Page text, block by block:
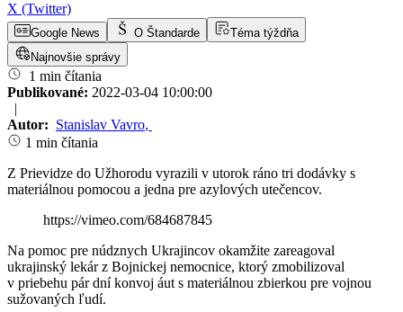
X (Twitter)
Google News O Štandarde
Téma týždňa
Najnovšie správy
1 min čítania
Publikované: 2022-03-04 10:00:00
|
Autor: Stanislav Vavro,
1 min čítania
Z Prievidze do Užhorodu vyrazili v utorok ráno tri dodávky s
materiálnou pomocou a jedna pre azylových utečencov.
https://vimeo.com/684687845
Na pomoc pre núdznych Ukrajincov okamžite zareagoval
ukrajinský lekár z Bojnickej nemocnice, ktorý zmobilizoval
v priebehu pár dní konvoj áut s materiálnou zbierkou pre vojnou
sužovaných ľudí.